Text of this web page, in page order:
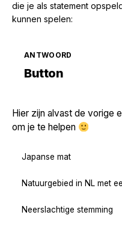
die je als statement
kunnen spelen:
ANTWOORD
Button
Hier zijn alvast de vorige
om je te helpen
Japanse mat
Natuurgebied in NL met
Neerslachtige stemming